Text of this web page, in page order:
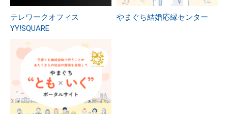
テレワークオフィス
YY!SQUARE
やまぐち結婚応縁センター